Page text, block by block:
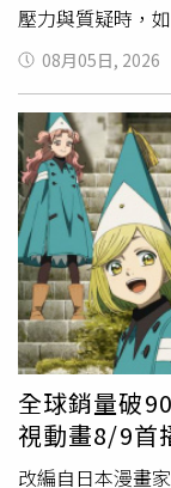
改革路上的一座
為制度改變的起
民事求償訴訟目
法院最後決定再
示，原以為刑事
展現誠意，但庭
口中的誠意始終
賠。根據民事答
楊爸爸、楊媽媽
上名下擁有不動
費及精神慰撫金
女則否認具有殺
若需負擔高額賠
信用，影響未來
楊媽媽激動反問
呢？承勳的未來
示，平時已盡到
壓力與質疑時，
Melody《In Her
的串講方式，帶
／TaiwanPlus提
史上首位以女性
有「防水材女王
文化基金會董事
功泳渡英國北海
婷，以及Anchor
歷程出發，分享
故事尤具文化代
女歌劇團」，從
內台戲、電視歌
鑽研，奠定深厚
臺灣》榮獲第57
史、也是亞洲首
然而，對她而言
08月05日, 2026
全球銷量破
視動畫8/9首
改編自日本漫畫